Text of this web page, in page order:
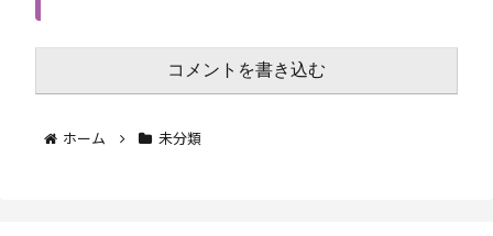
コメントを書き込む
ホーム 未分類